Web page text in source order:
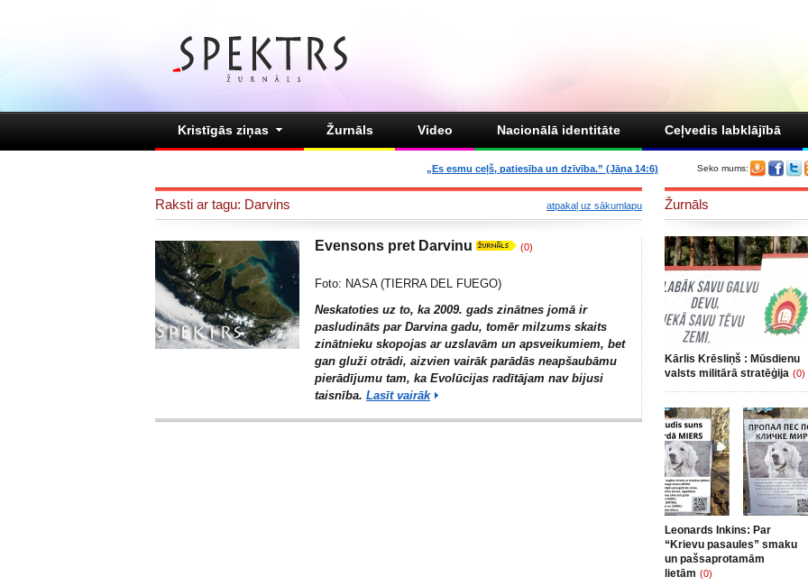
Kristīgās ziņas Žurnāls Video Nacionālā identitāte Ceļvedis labklājībā
Seko mums:
„Es esmu ceļš, patiesība un dzīvība.” (Jāņa 14:6)
Raksti ar tagu: Darvins atpakaļ uz sākumlapu
Evensons pret Darvinu (0)
Foto: NASA (TIERRA DEL FUEGO)
Neskatoties uz to, ka 2009. gads zinātnes jomā ir
pasludināts par Darvina gadu, tomēr milzums skaits
zinātnieku skopojas ar uzslavām un apsveikumiem, bet
gan gluži otrādi, aizvien vairāk parādās neapšaubāmu
pierādījumu tam, ka Evolūcijas radītājam nav bijusi
taisnība. Lasīt vairāk
Žurnāls
Kārlis Krēsliņš : Mūsdienu
valsts militārā stratēģija (0)
Leonards Inkins: Par
“Krievu pasaules” smaku
un pašsaprotamām
lietām (0)